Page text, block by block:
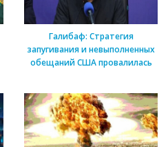
Галибаф: Стратегия
запугивания и невыполненных
обещаний США провалилась